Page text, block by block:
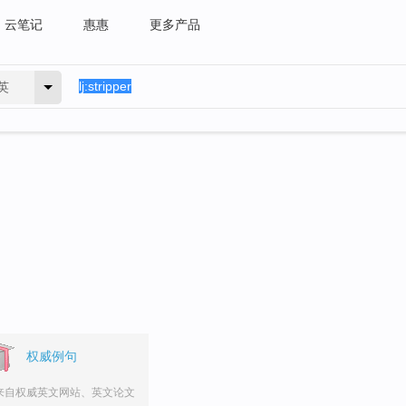
云笔记 惠惠 更多产品
权威例句
自权威英文网站、英文论文